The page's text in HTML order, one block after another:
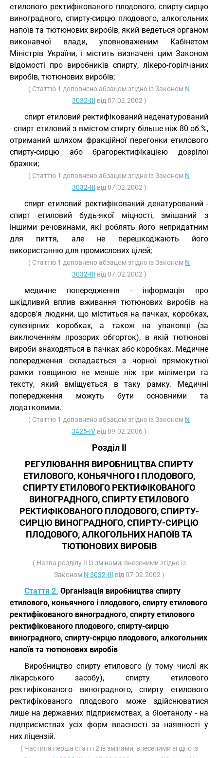
етилового ректифікованого плодового, спирту-сирцю
виноградного, спирту-сирцю плодового, алкогольних
напоїв та тютюнових виробів, який ведеться органом
виконавчої влади, уповноваженим Кабінетом
Міністрів України, і містить визначені цим Законом
відомості про виробників спирту, лікеро-горілчаних
виробів, тютюнових виробів;
( Статтю 1 доповнено абзацом згідно із Законом N
3032-III від 07.02.2002 )
спирт етиловий ректифікований неденатурований
- спирт етиловий з вмістом спирту більше ніж 80 об.%,
отриманий шляхом фракційної перегонки етилового
спирту-сирцю або брагоректифікацією дозрілої
бражки;
( Статтю 1 доповнено абзацом згідно із Законом N
3032-III від 07.02.2002 )
спирт етиловий ректифікований денатурований -
спирт етиловий будь-якої міцності, змішаний з
іншими речовинами, які роблять його непридатним
для пиття, але не перешкоджають його
використанню для промислових цілей;
( Статтю 1 доповнено абзацом згідно із Законом N
3032-III від 07.02.2002 )
медичне попередження - інформація про
шкідливий вплив вживання тютюнових виробів на
здоров'я людини, що міститься на пачках, коробках,
сувенірних коробках, а також на упаковці (за
виключенням прозорих обгорток), в якій тютюнові
вироби знаходяться в пачках або коробках. Медичне
попередження складається з чорної прямокутної
рамки товщиною не менше ніж три міліметри та
тексту, який вміщується в таку рамку. Медичні
попередження можуть бути основними та
додатковими.
( Статтю 1 доповнено абзацом згідно із Законом N
3425-IV від 09.02.2006 )
Розділ II
РЕГУЛЮВАННЯ ВИРОБНИЦТВА СПИРТУ
ЕТИЛОВОГО, КОНЬЯЧНОГО І ПЛОДОВОГО,
СПИРТУ ЕТИЛОВОГО РЕКТИФІКОВАНОГО
ВИНОГРАДНОГО, СПИРТУ ЕТИЛОВОГО
РЕКТИФІКОВАНОГО ПЛОДОВОГО, СПИРТУ-
СИРЦЮ ВИНОГРАДНОГО, СПИРТУ-СИРЦЮ
ПЛОДОВОГО, АЛКОГОЛЬНИХ НАПОЇВ ТА
ТЮТЮНОВИХ ВИРОБІВ
( Назва розділу II із змінами, внесеними згідно із
Законом N 3032-III від 07.02.2002 )
Стаття 2. Організація виробництва спирту
етилового, коньячного і плодового, спирту етилового
ректифікованого виноградного, спирту етилового
ректифікованого плодового, спирту-сирцю
виноградного, спирту-сирцю плодового, алкогольних
напоїв та тютюнових виробів
Виробництво спирту етилового (у тому числі як
лікарського засобу), спирту етилового
ректифікованого виноградного, спирту етилового
ректифікованого плодового може здійснюватися
лише на державних підприємствах, а біоетанолу - на
підприємствах усіх форм власності за наявності у
них ліцензій.
( Частина перша статті 2 із змінами, внесеними згідно із